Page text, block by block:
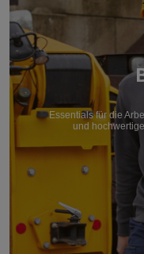
Essentials für die
und